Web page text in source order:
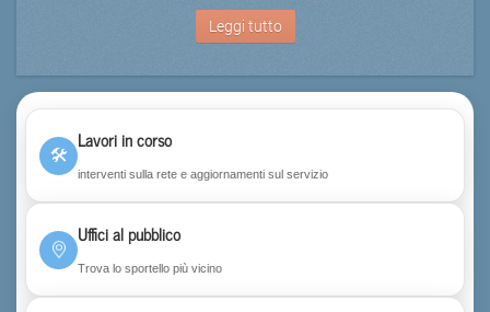
Leggi tutto
🛠
Lavori in corso
interventi sulla rete e aggiornamenti sul servizio
Uffici al pubblico
Trova lo sportello più vicino